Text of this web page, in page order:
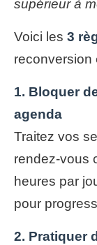
supérieur à
Voici les 3
reconversion
1. Bloquer
agenda
Traitez vos
rendez-vous
heures par
pour
2. Pratiquer